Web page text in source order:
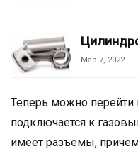
Мар 7, 2022
Теперь можно перейти
подключается к
имеет разъемы,